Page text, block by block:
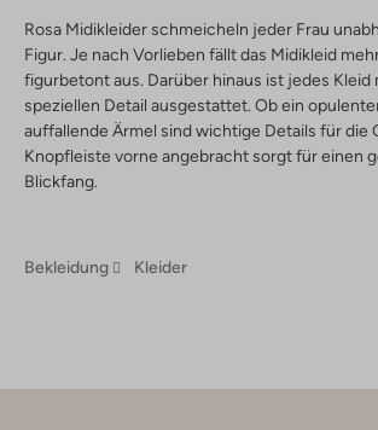
Rosa Midikleider schmeicheln jeder Frau
Figur. Je nach Vorlieben fällt das Midikleid
figurbetont aus. Darüber hinaus ist jedes Kleid
speziellen Detail ausgestattet. Ob ein
auffallende Ärmel sind wichtige Details für die
Knopfleiste vorne angebracht sorgt für einen
Blickfang.
Bekleidung
Kleider